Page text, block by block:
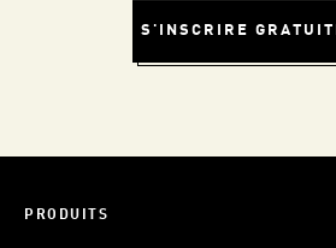
S'INSCRIRE
PRODUITS